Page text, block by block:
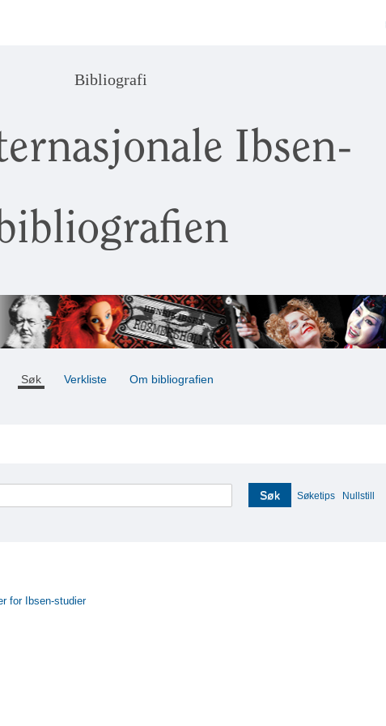
Bibliografi
Ibsen-
Søk Verkliste Om bibliografien
Søk Søketips Nullstill
for Ibsen-studier